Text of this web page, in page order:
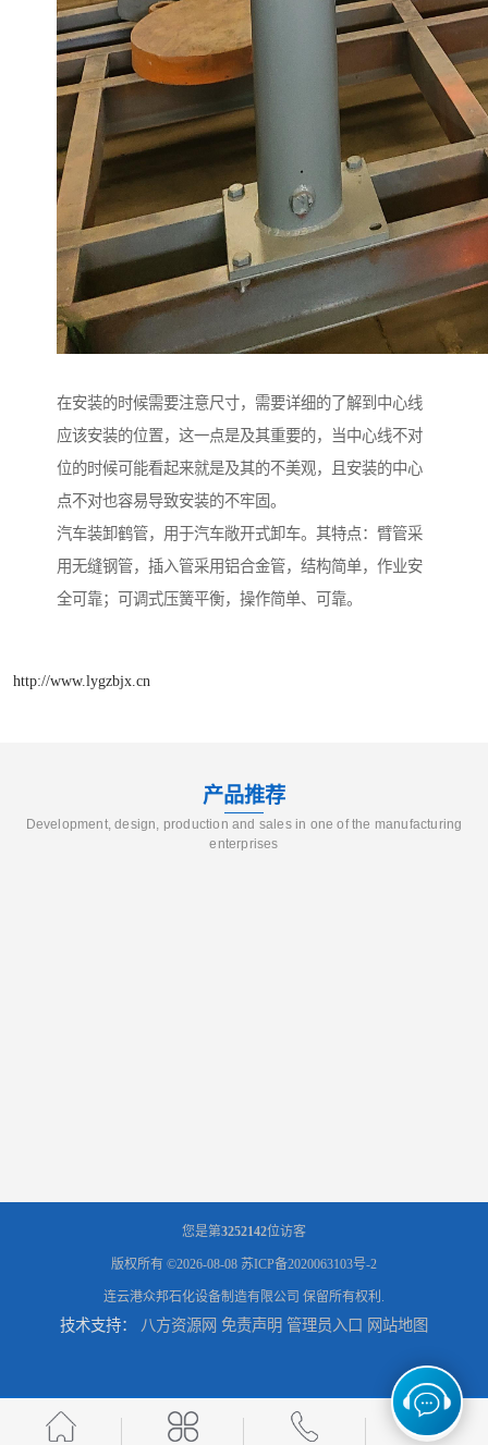
在安装的时候需要注意尺寸，需要详细的了解到中心线
应该安装的位置，这一点是及其重要的，当中心线不对
位的时候可能看起来就是及其的不美观，且安装的中心
点不对也容易导致安装的不牢固。
汽车装卸鹤管，用于汽车敞开式卸车。其特点：臂管采
用无缝钢管，插入管采用铝合金管，结构简单，作业安
全可靠；可调式压簧平衡，操作简单、可靠。
http://www.lygzbjx.cn
产品推荐
Development, design, production and sales in one of the manufacturing
enterprises
您是第3252142位访客
版权所有 ©2026-08-08 苏ICP备2020063103号-2
连云港众邦石化设备制造有限公司 保留所有权利.
技术支持： 八方资源网 免责声明 管理员入口 网站地图